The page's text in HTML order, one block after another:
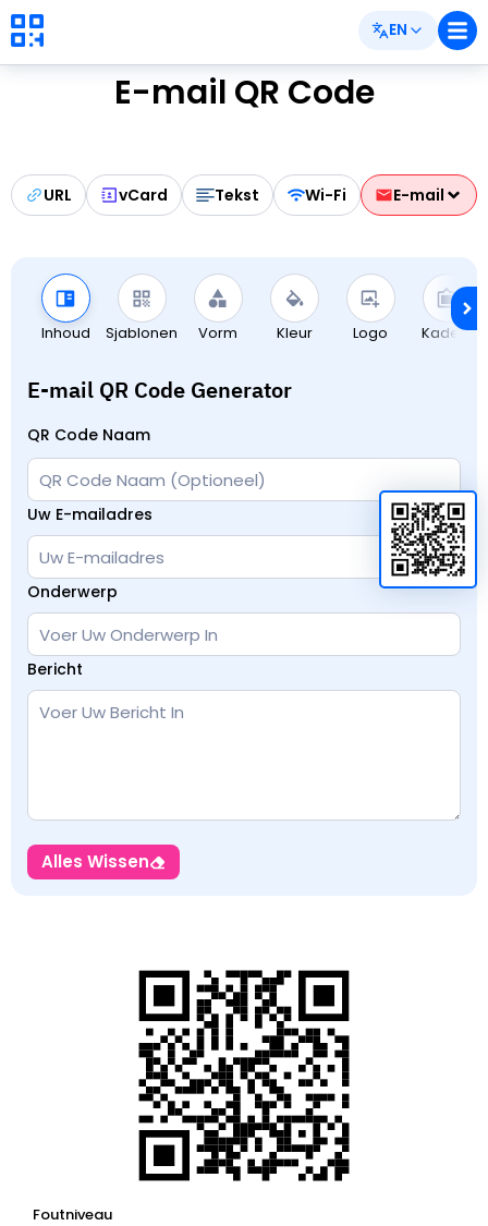
EN
E-mail QR Code
URL vCard Tekst Wi-Fi E-mail
Inhoud Sjablonen Vorm Kleur Logo Kaders
E-mail QR Code Generator
QR Code Naam
Uw E-mailadres
Onderwerp
Bericht
Alles Wissen
Foutniveau